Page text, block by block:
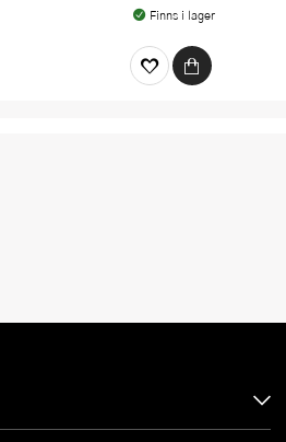
Finns i lager